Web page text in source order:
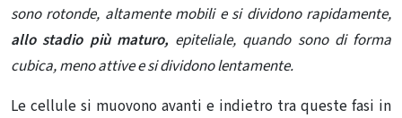
sono rotonde, altamente mobili e si dividono rapidamente,
allo stadio più maturo, epiteliale, quando sono di forma
cubica, meno attive e si dividono lentamente.
Le cellule si muovono avanti e indietro tra queste fasi in